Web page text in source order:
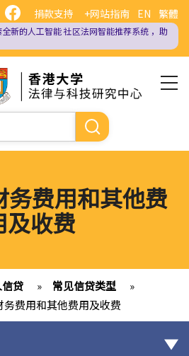
EN 繁體
捐款支持 +网站指南
全新的人工智能社区法网智能推荐系统 ，助
务费用和其他费
及收费
贷 » 常见信贷类型
»
务费用和其他费用及收费